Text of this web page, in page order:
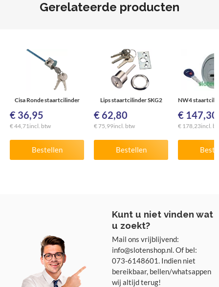
Gerelateerde producten
Cisa Ronde staartcilinder
€ 36,95
€44,71 incl. btw
Bestellen
Lips staartcilinder SKG2
€ 62,80
€75,99incl. btw
Bestellen
€ 147,30
€ 178,23incl.
Kunt u niet vinden wat
u zoekt?
Mail ons vrijblijvend:
info@slotenshop.nl. Of bel:
073-6148601. Indien niet
bereikbaar, bellen/whatsappen
wij altijd terug!